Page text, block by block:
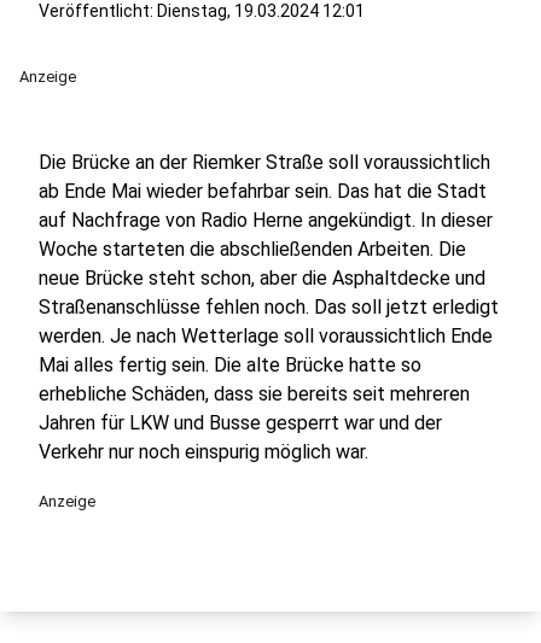
Veröffentlicht: Dienstag, 19.03.2024 12:01
Anzeige
Die Brücke an der Riemker Straße soll voraussichtlich
ab Ende Mai wieder befahrbar sein. Das hat die Stadt
auf Nachfrage von Radio Herne angekündigt. In dieser
Woche starteten die abschließenden Arbeiten. Die
neue Brücke steht schon, aber die Asphaltdecke und
Straßenanschlüsse fehlen noch. Das soll jetzt erledigt
werden. Je nach Wetterlage soll voraussichtlich Ende
Mai alles fertig sein. Die alte Brücke hatte so
erhebliche Schäden, dass sie bereits seit mehreren
Jahren für LKW und Busse gesperrt war und der
Verkehr nur noch einspurig möglich war.
Anzeige